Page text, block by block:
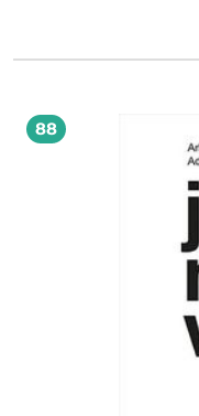
techniki jednocześnie proste i wyrafinowane są niezwykle skuteczne, dlatego wielu z
nadwydajnym mentalnie
manipulacji. Pomoże ci
się od nich. Stosując się
ofiarą manipulacji i
tobą wszystkim, co
czego się u nich
zrozumiesz, kim są
odpowiem na zadawane
porachunków z
88